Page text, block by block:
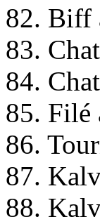
82. Biff
83.
84.
85. Filé
86.
87.
88.